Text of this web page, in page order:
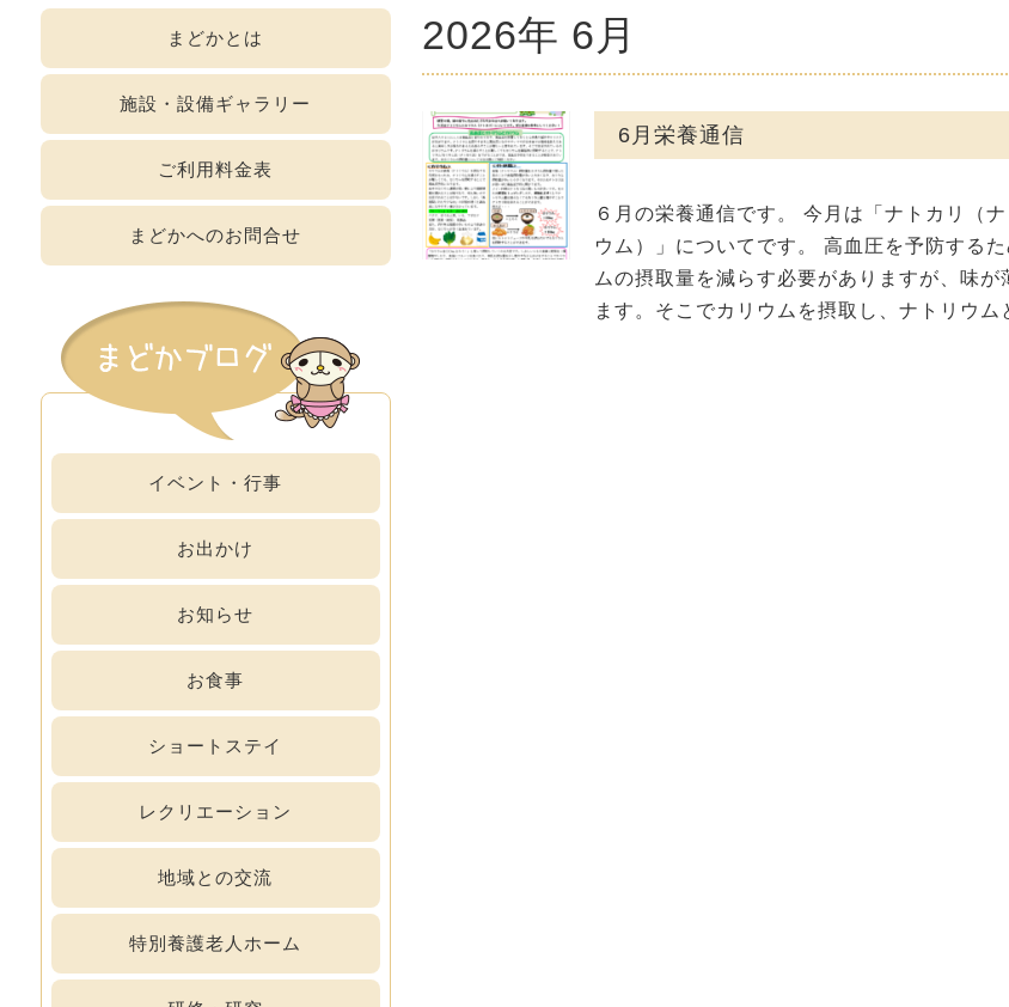
まどかとは
施設・設備ギャラリー
ご利用料金表
まどかへのお問合せ
イベント・行事
お出かけ
お知らせ
お食事
ショートステイ
レクリエーション
地域との交流
特別養護老人ホーム
2026年 6月
6月栄養通信
６月の栄養通信です。 今月は「ナトカリ（
ウム）」についてです。 高血圧を予防する
ムの摂取量を減らす必要がありますが、味が
ます。そこでカリウムを摂取し、ナトリウ